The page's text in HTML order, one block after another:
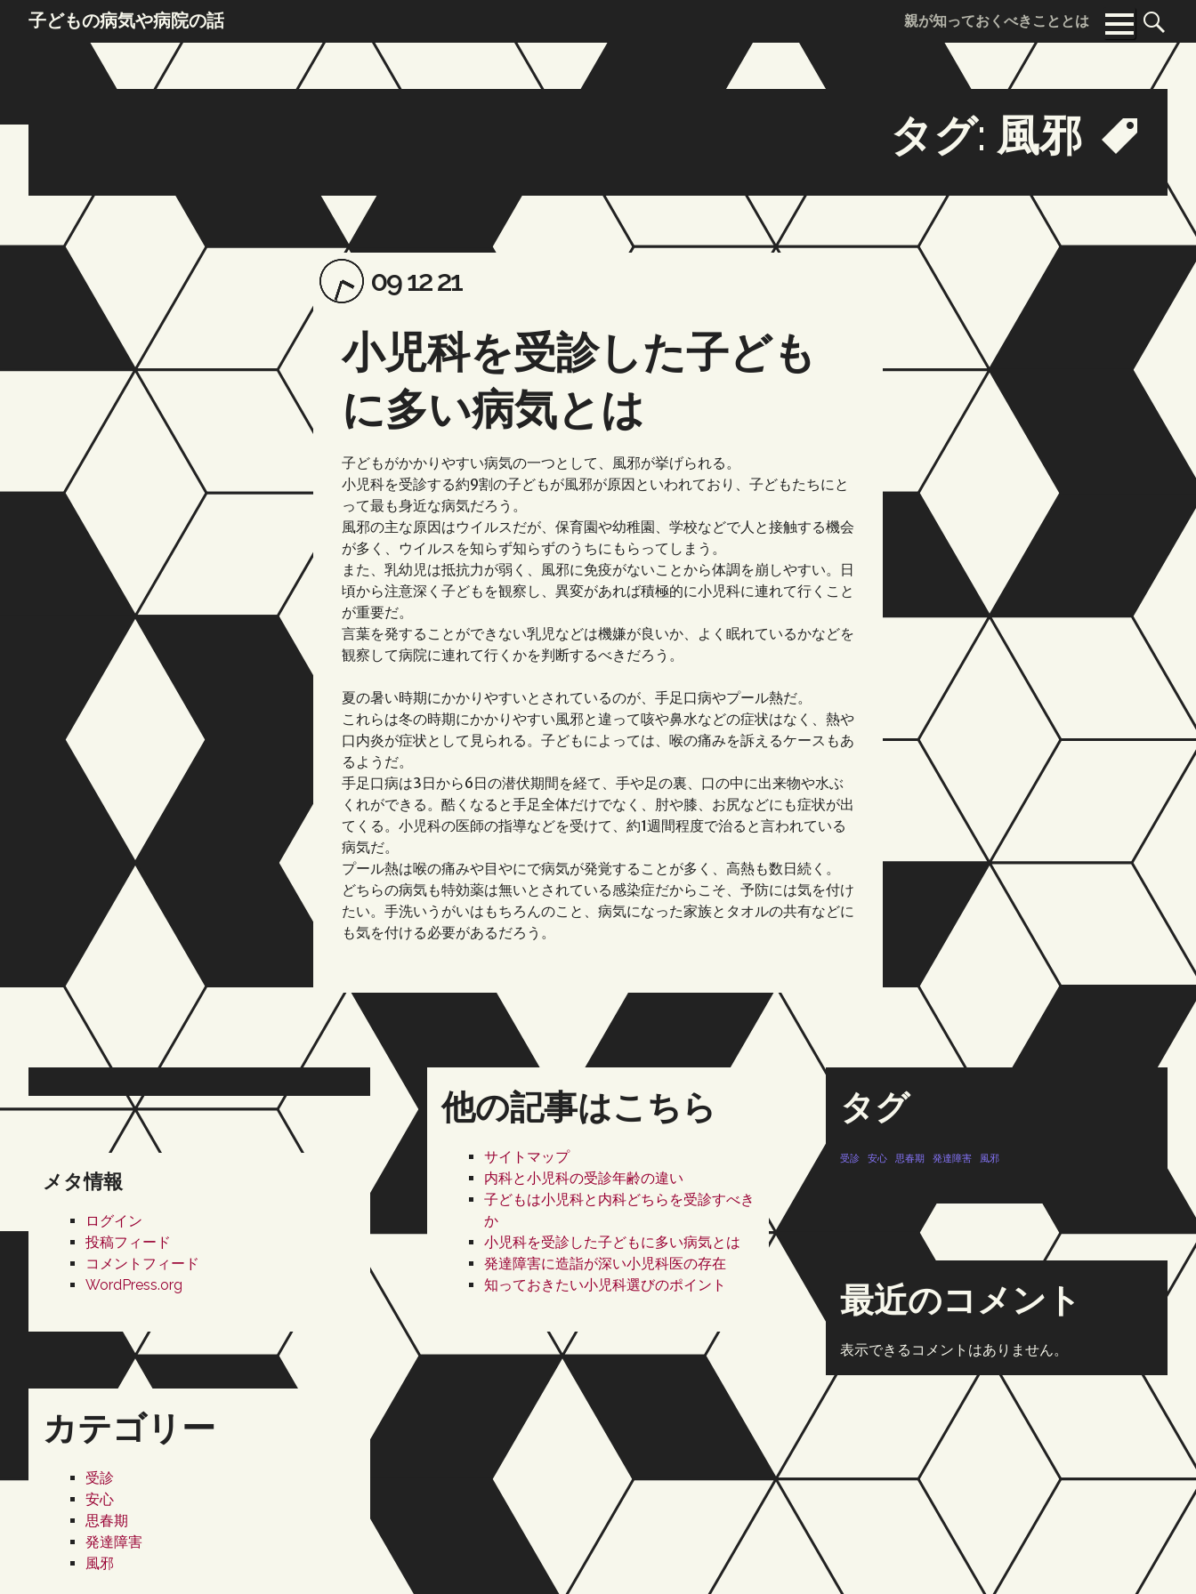
子どもの病気や病院の話 親が知っておくべきこととは Menu
for:
タグ: 風邪
Posted
on:
09 12 21Updated
on:
小児科を受診した子ども
に多い病気とは
子どもがかかりやすい病気の一つとして、風邪が挙げられる。
小児科を受診する約9割の子どもが風邪が原因といわれており、子どもたちにと
って最も身近な病気だろう。
風邪の主な原因はウイルスだが、保育園や幼稚園、学校などで人と接触する機会
が多く、ウイルスを知らず知らずのうちにもらってしまう。
また、乳幼児は抵抗力が弱く、風邪に免疫がないことから体調を崩しやすい。日
頃から注意深く子どもを観察し、異変があれば積極的に小児科に連れて行くこと
が重要だ。
言葉を発することができない乳児などは機嫌が良いか、よく眠れているかなどを
観察して病院に連れて行くかを判断するべきだろう。
夏の暑い時期にかかりやすいとされているのが、手足口病やプール熱だ。
これらは冬の時期にかかりやすい風邪と違って咳や鼻水などの症状はなく、熱や
口内炎が症状として見られる。子どもによっては、喉の痛みを訴えるケースもあ
るようだ。
手足口病は3日から6日の潜伏期間を経て、手や足の裏、口の中に出来物や水ぶ
くれができる。酷くなると手足全体だけでなく、肘や膝、お尻などにも症状が出
てくる。小児科の医師の指導などを受けて、約1週間程度で治ると言われている
病気だ。
プール熱は喉の痛みや目やにで病気が発覚することが多く、高熱も数日続く。
どちらの病気も特効薬は無いとされている感染症だからこそ、予防には気を付け
たい。手洗いうがいはもちろんのこと、病気になった家族とタオルの共有などに
も気を付ける必要があるだろう。
他の記事はこちら
サイトマップ
内科と小児科の受診年齢の違い
子どもは小児科と内科どちらを受診すべき
か
小児科を受診した子どもに多い病気とは
発達障害に造詣が深い小児科医の存在
知っておきたい小児科選びのポイント
タグ
受診 安心 思春期 発達障害 風邪
メタ情報
ログイン
投稿フィード
コメントフィード
WordPress.org
最近のコメント
表示できるコメントはありません。
カテゴリー
受診
安心
思春期
発達障害
風邪